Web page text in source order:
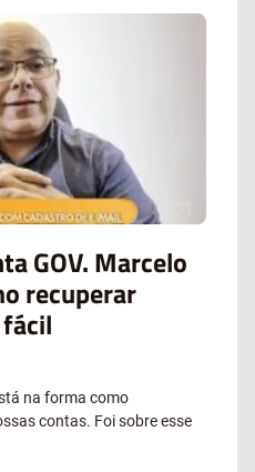
GOV. Marcelo
recuperar
na forma como
contas. Foi sobre esse